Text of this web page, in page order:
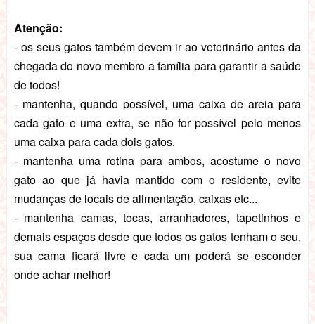
Atenção:
- os seus gatos também devem ir ao veterinário antes da
chegada do novo membro a família para garantir a saúde
de todos!
- mantenha, quando possível, uma caixa de areia para
cada gato e uma extra, se não for possível pelo menos
uma caixa para cada dois gatos.
- mantenha uma rotina para ambos, acostume o novo
gato ao que já havia mantido com o residente, evite
mudanças de locais de alimentação, caixas etc...
- mantenha camas, tocas, arranhadores, tapetinhos e
demais espaços desde que todos os gatos tenham o seu,
sua cama ficará livre e cada um poderá se esconder
onde achar melhor!